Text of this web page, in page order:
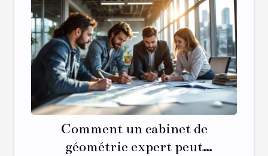
Comment un cabinet de
géométrie expert peut